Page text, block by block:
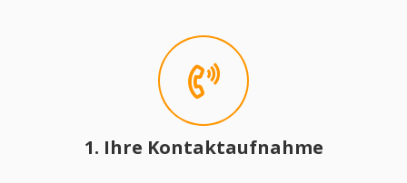
1. Ihre Kontaktaufnahme